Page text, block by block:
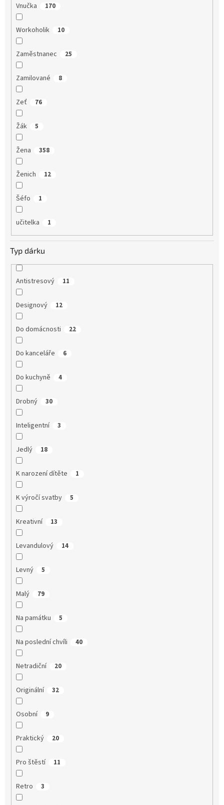
Vnučka 170
Workoholik 10
Zaměstnanec 25
Zamilované 8
Zeť 76
Žák 5
Žena 358
Ženich 12
Šéfo 1
učitelka 1
Typ dárku
Antistresový 11
Designový 12
Do domácnosti 22
Do kanceláře 6
Do kuchyně 4
Drobný 30
Inteligentní 3
Jedlý 18
K narození dítěte 1
K výročí svatby 5
Kreativní 13
Levandulový 14
Levný 5
Malý 79
Na památku 5
Na poslední chvíli 40
Netradiční 20
Originální 32
Osobní 9
Praktický 20
Pro štěstí 11
Retro 3